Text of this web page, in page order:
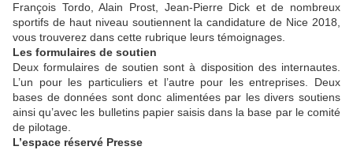
François Tordo, Alain Prost, Jean-Pierre Dick et de nombreux
sportifs de haut niveau soutiennent la candidature de Nice 2018,
vous trouverez dans cette rubrique leurs témoignages.
Les formulaires de soutien
Deux formulaires de soutien sont à disposition des internautes.
L’un pour les particuliers et l’autre pour les entreprises. Deux
bases de données sont donc alimentées par les divers soutiens
ainsi qu’avec les bulletins papier saisis dans la base par le comité
de pilotage.
L’espace réservé Presse